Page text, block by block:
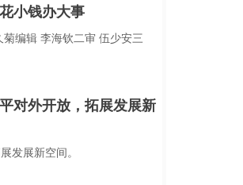
小钱办大事
编辑 李海钦二审 伍少安三
对外开放，拓展发展新
发展新空间。